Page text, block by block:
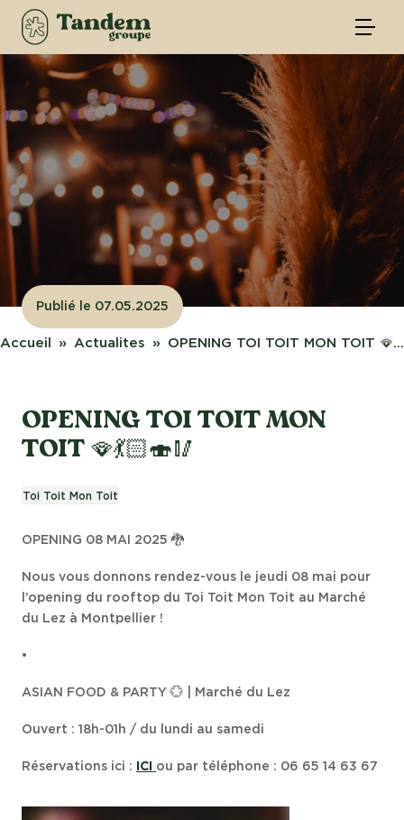
Publié le 07.05.2025
Accueil Actualites OPENING TOI TOIT MON TOIT 🪭...
OPENING TOI TOIT MON
TOIT 🪭💃🏻🍣🥢
Toi Toit Mon Toit
OPENING 08 MAI 2025 🐉
Nous vous donnons rendez-vous le jeudi 08 mai pour
l’opening du rooftop du Toi Toit Mon Toit au Marché
du Lez à Montpellier !
•
ASIAN FOOD & PARTY 💮 | Marché du Lez
Ouvert : 18h-01h / du lundi au samedi
Réservations ici : ICI ou par téléphone : 06 65 14 63 67